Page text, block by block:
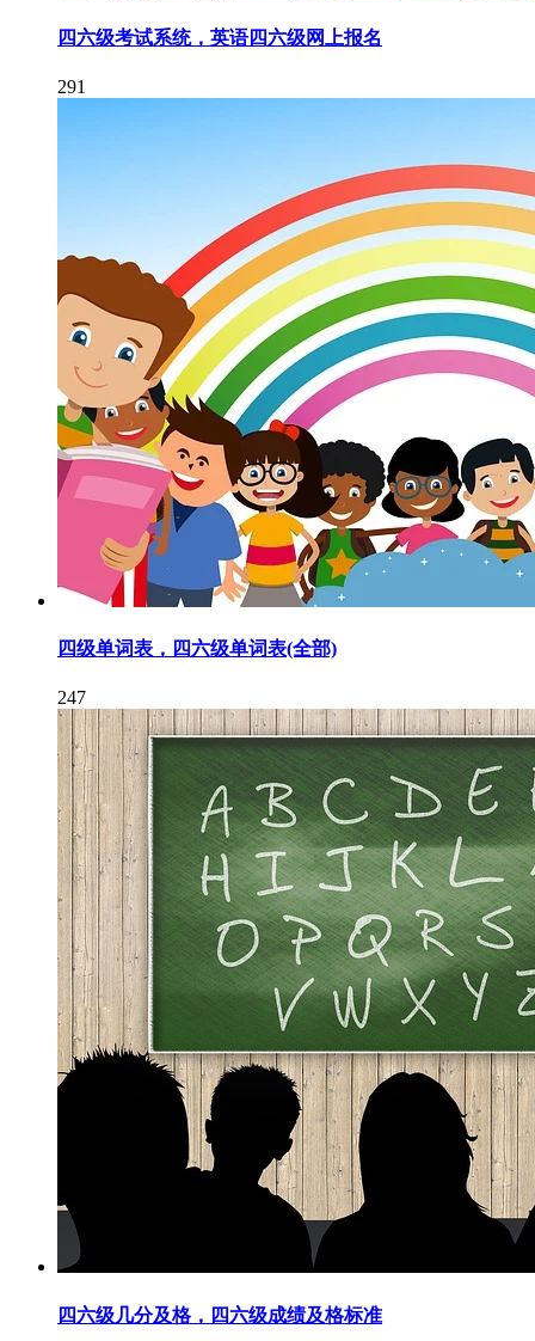
四六级考试系统，英语四六级网上报名
291
四级单词表，四六级单词表(全部)
247
四六级几分及格，四六级成绩及格标准